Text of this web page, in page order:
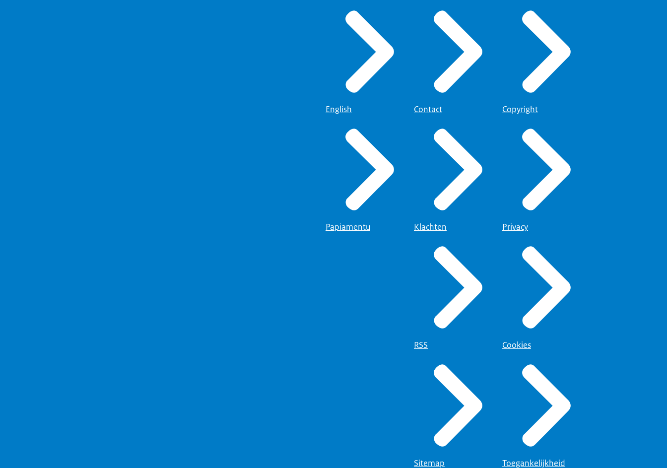
English
Papiamentu
Contact
Klachten
RSS
Sitemap
Copyright
Privacy
Cookies
Toegankelijkheid